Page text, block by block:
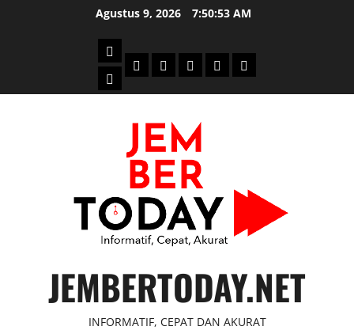
Agustus 9, 2026 7:50:53 AM
Beranda
News
PolitikOtomotifEkonomiSosialtentang
JEMBERTODAY.NET
INFORMATIF, CEPAT DAN AKURAT